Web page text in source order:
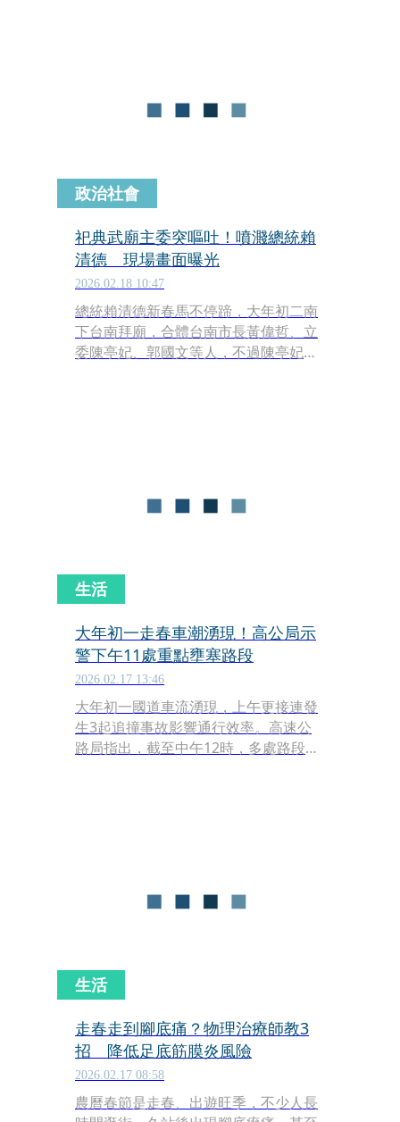
政治社會
祀典武廟主委突嘔吐！噴濺總統賴
清德 現場畫面曝光
2026.02.18 10:47
總統賴清德新春馬不停蹄，大年初二南
下台南拜廟，合體台南市長黃偉哲、立
委陳亭妃、郭國文等人，不過陳亭妃致
生活
大年初一走春車潮湧現！高公局示
警下午11處重點壅塞路段
2026.02.17 13:46
大年初一國道車流湧現，上午更接連發
生3起追撞事故影響通行效率。高速公
路局指出，截至中午12時，多處路段出
生活
走春走到腳底痛？物理治療師教3
招 降低足底筋膜炎風險
2026.02.17 08:58
農曆春節是走春、出遊旺季，不少人長